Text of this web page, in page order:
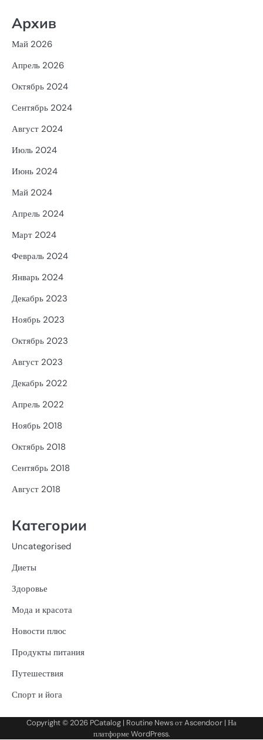
Архив
Май 2026
Апрель 2026
Октябрь 2024
Сентябрь 2024
Август 2024
Июль 2024
Июнь 2024
Май 2024
Апрель 2024
Март 2024
Февраль 2024
Январь 2024
Декабрь 2023
Ноябрь 2023
Октябрь 2023
Август 2023
Декабрь 2022
Апрель 2022
Ноябрь 2018
Октябрь 2018
Сентябрь 2018
Август 2018
Категории
Uncategorised
Диеты
Здоровье
Мода и красота
Новости плюс
Продукты питания
Путешествия
Спорт и йога
Copyright © 2026 PCatalog | Routine News отAscendoor | На
платформеWordPress.